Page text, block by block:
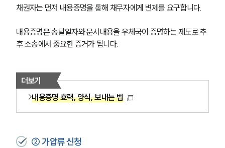
채권자는 먼저 내용증명을 통해 채무자에게 변제를 요구합니다.
내용증명은 송달일자와 문서내용을 우체국이 증명하는 제도로 추
후 소송에서 중요한 증거가 됩니다.
더보기
내용증명 효력, 양식, 보내는 법
② 가압류 신청